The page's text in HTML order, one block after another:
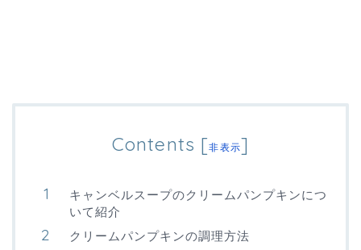
Contents [非表示]
キャンベルスープのクリームパンプキンにつ
いて紹介
クリームパンプキンの調理方法